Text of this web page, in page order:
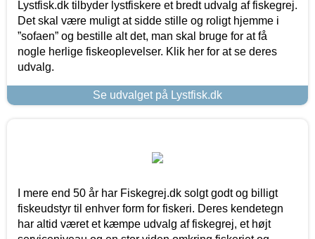
Lystfisk.dk tilbyder lystfiskere et bredt udvalg af fiskegrej.
Det skal være muligt at sidde stille og roligt hjemme i
”sofaen” og bestille alt det, man skal bruge for at få
nogle herlige fiskeoplevelser. Klik her for at se deres
udvalg.
Se udvalget på Lystfisk.dk
I mere end 50 år har Fiskegrej.dk solgt godt og billigt
fiskeudstyr til enhver form for fiskeri. Deres kendetegn
har altid været et kæmpe udvalg af fiskegrej, et højt